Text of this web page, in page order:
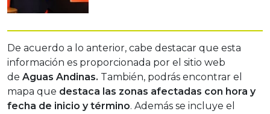
De acuerdo a lo anterior, cabe destacar que esta
información es proporcionada por el sitio web
de Aguas Andinas. También, podrás encontrar el
mapa que destaca las zonas afectadas con hora y
fecha de inicio y término. Además se incluye el